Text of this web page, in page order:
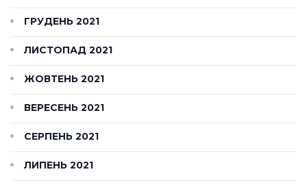
ГРУДЕНЬ 2021
ЛИСТОПАД 2021
ЖОВТЕНЬ 2021
ВЕРЕСЕНЬ 2021
СЕРПЕНЬ 2021
ЛИПЕНЬ 2021